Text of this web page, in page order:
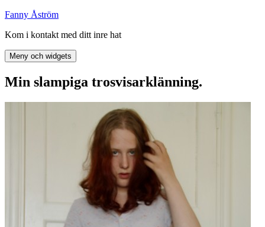
Hoppa
innehåll
Fanny Åström
Kom i kontakt med ditt inre hat
Meny och widgets
Min slampiga trosvisarklänning.